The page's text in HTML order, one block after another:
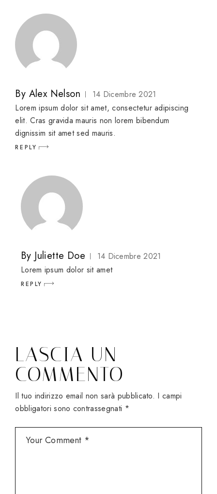
By Alex Nelson
14 Dicembre 2021
Lorem ipsum dolor sit amet, consectetur adipiscing
elit. Cras gravida mauris non lorem bibendum
dignissim sit amet sed mauris.
REPLY
By Juliette Doe
14 Dicembre 2021
Lorem ipsum dolor sit amet
REPLY
LASCIA UN
COMMENTO
Il tuo indirizzo email non sarà pubblicato. I campi
obbligatori sono contrassegnati *